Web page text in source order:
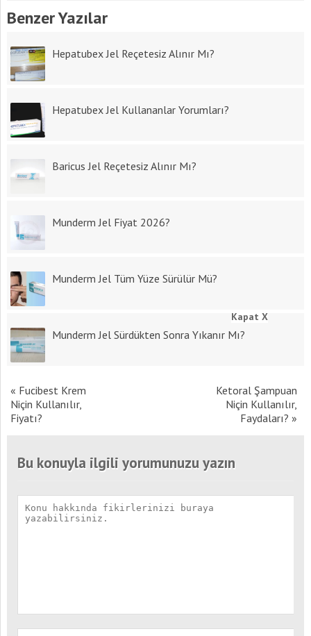
Benzer Yazılar
Hepatubex Jel Reçetesiz Alınır Mı?
Hepatubex Jel Kullananlar Yorumları?
Baricus Jel Reçetesiz Alınır Mı?
Munderm Jel Fiyat 2026?
Munderm Jel Tüm Yüze Sürülür Mü?
Munderm Jel Sürdükten Sonra Yıkanır Mı?
« Fucibest Krem
Niçin Kullanılır,
Fiyatı?
Ketoral Şampuan
Niçin Kullanılır,
Faydaları? »
Bu konuyla ilgili yorumunuzu yazın
Kapat X